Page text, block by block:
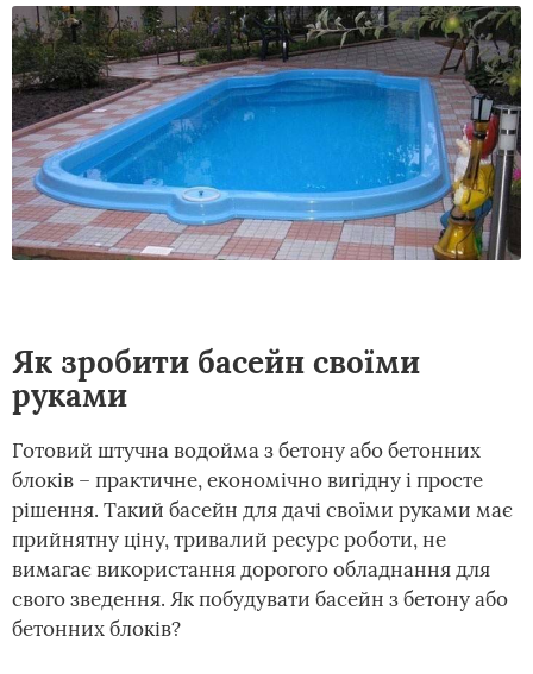
Як зробити басейн своїми
руками
Готовий штучна водойма з бетону або бетонних
блоків – практичне, економічно вигідну і просте
рішення. Такий басейн для дачі своїми руками має
прийнятну ціну, тривалий ресурс роботи, не
вимагає використання дорогого обладнання для
свого зведення. Як побудувати басейн з бетону або
бетонних блоків?